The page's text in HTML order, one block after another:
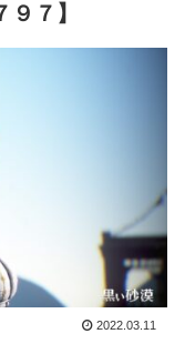
７】
2022.03.11